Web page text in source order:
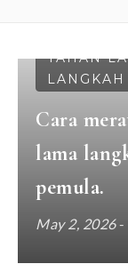
TAHAN
Cara
lama
pemula.
May 2, 2026-